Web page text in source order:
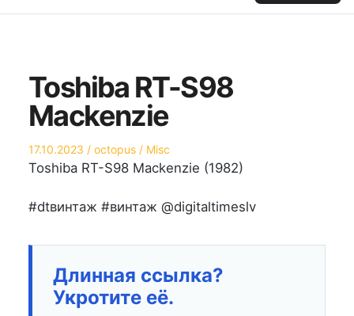
Toshiba RT-S98
Mackenzie
Опубликовано
на
17.10.2023 Автор
octopus
Опубликовано
в
Misc
Toshiba RT-S98 Mackenzie (1982)
#dtвинтаж #винтаж @digitaltimeslv
Длинная ссылка?
Укротите её.